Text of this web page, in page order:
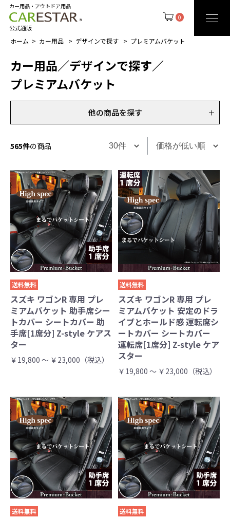
0
カー用品・アウトドア用品
公式通販
ホーム カー用品 デザインで探す プレミアムバケット
カー用品／デザインで探す／
プレミアムバケット
他の商品を探す
565件の商品
送料無料
スズキ ワゴンR 専用 プレ
ミアムバケット 助手席シー
トカバー シートカバー 助
手席[1席分] Z-style ケアス
ター
￥19,800 ～ ￥23,000（税込）
送料無料
スズキ ワゴンR 専用 プレ
ミアムバケット 安定のドラ
イブとホールド感 運転席シ
ートカバー シートカバー
運転席[1席分] Z-style ケア
スター
￥19,800 ～ ￥23,000（税込）
送料無料 送料無料